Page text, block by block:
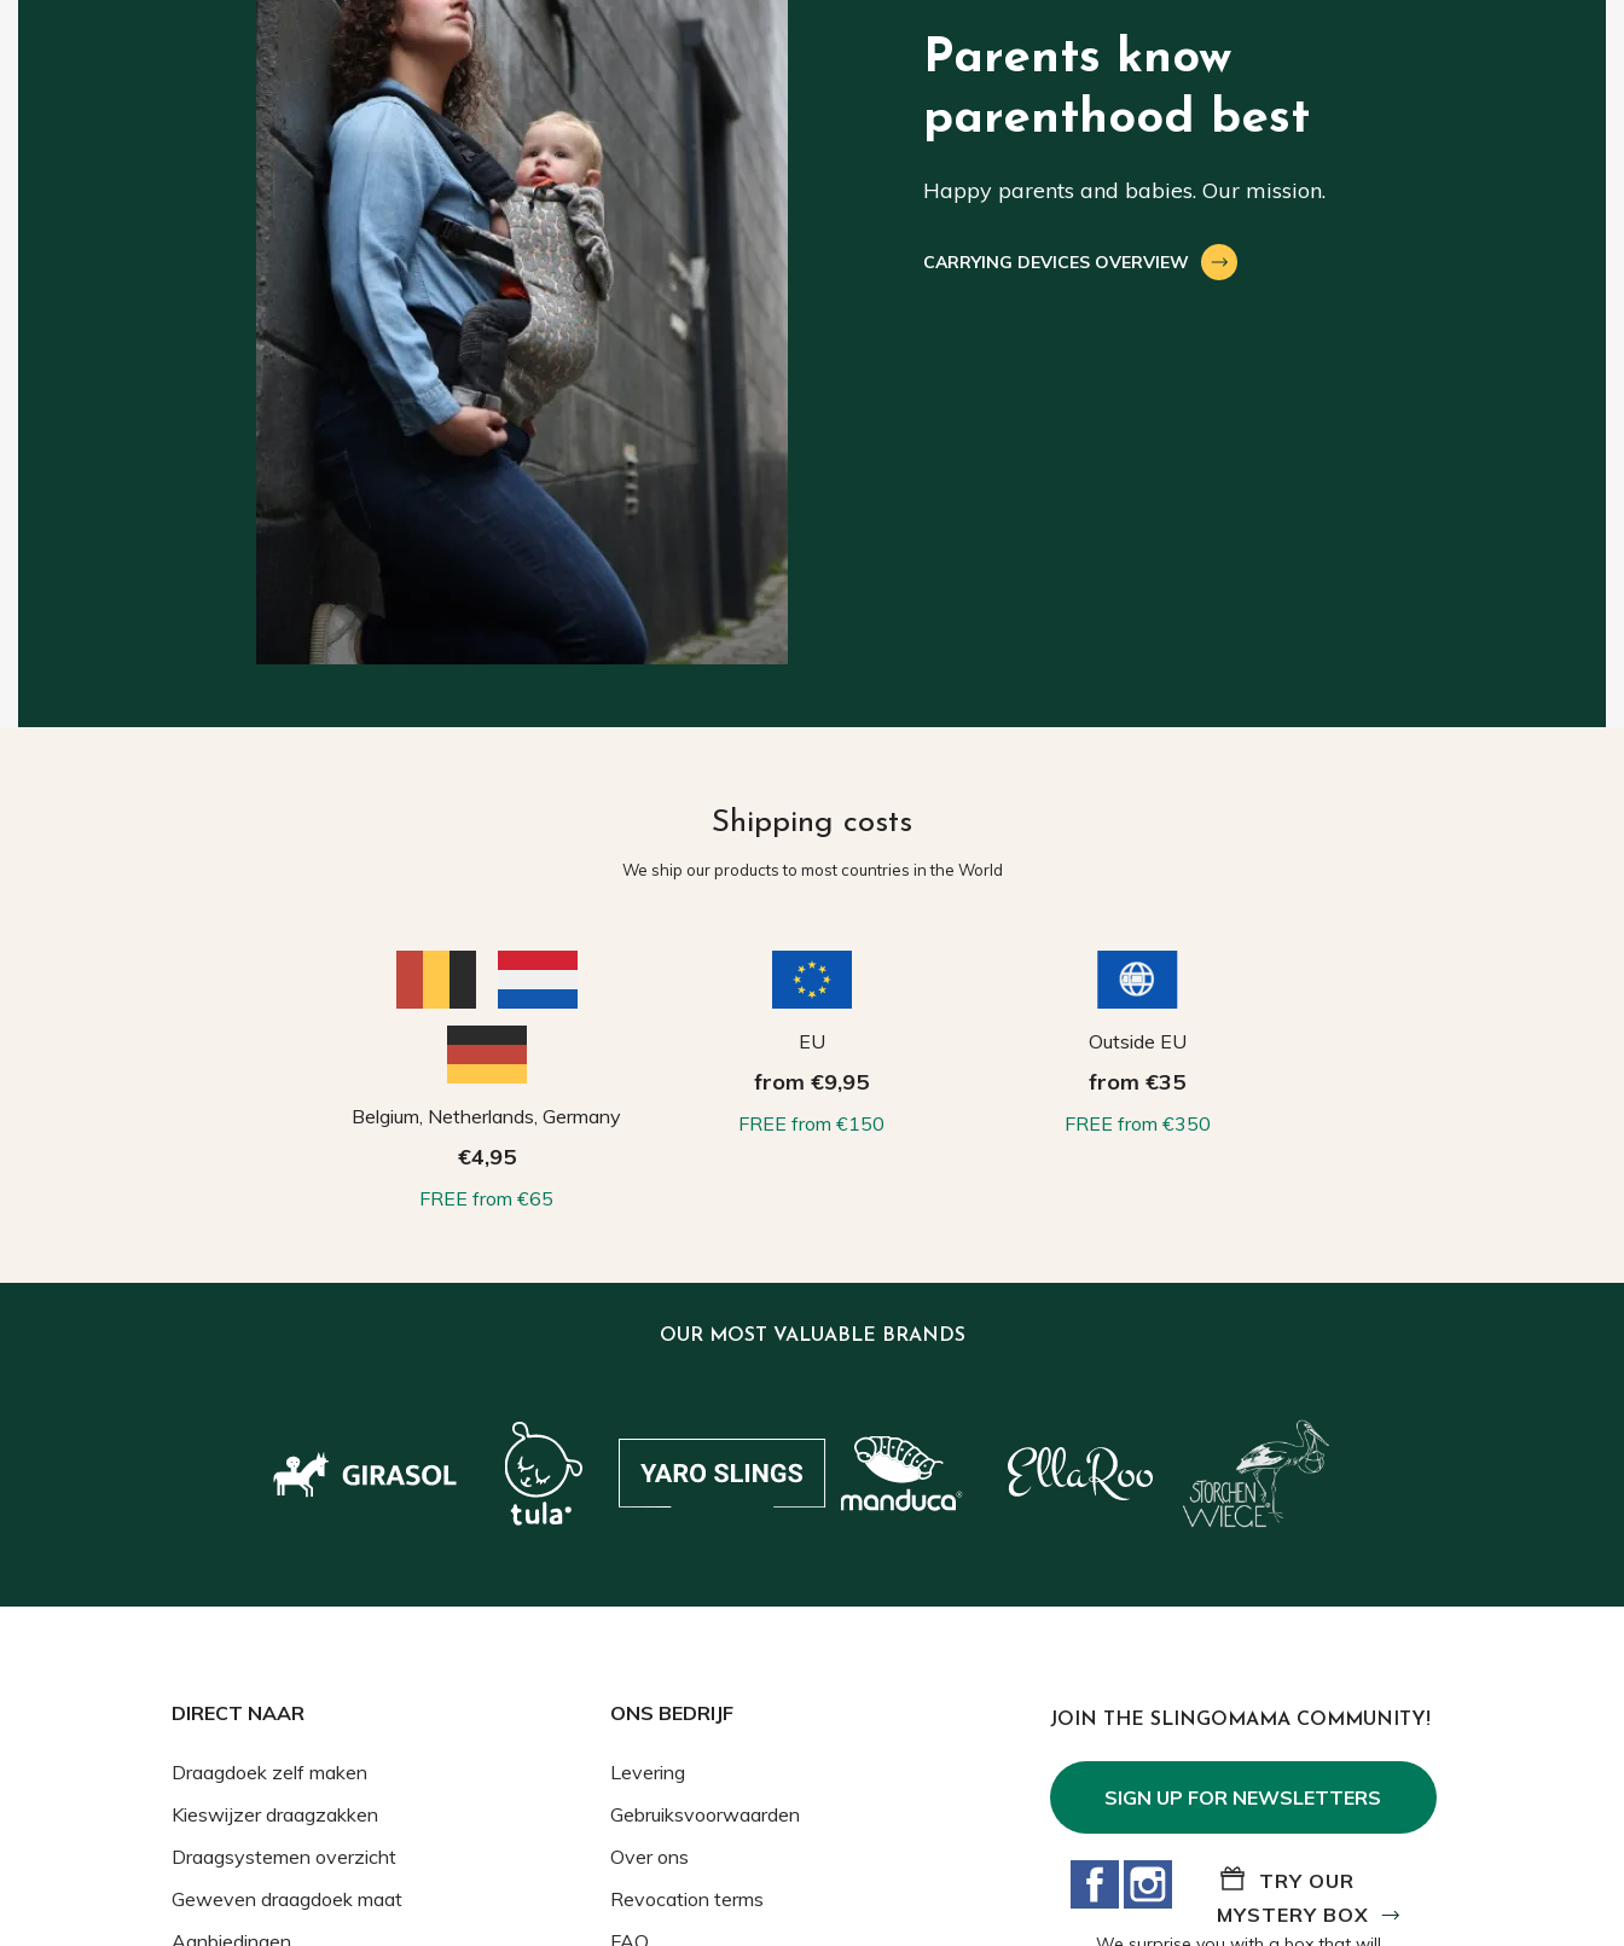
Parents know
parenthood best
Happy parents and babies. Our mission.
CARRYING DEVICES OVERVIEW
Shipping costs
We ship our products to most countries in the World
Belgium, Netherlands, Germany
€4,95
FREE from €65
EU
from €9,95
FREE from €150
Outside EU
from €35
FREE from €350
OUR MOST VALUABLE BRANDS
DIRECT NAAR
Draagdoek zelf maken
Kieswijzer draagzakken
Draagsystemen overzicht
Geweven draagdoek maat
Aanbiedingen
ONS BEDRIJF
Levering
Gebruiksvoorwaarden
Over ons
Revocation terms
FAQ
JOIN THE SLINGOMAMA COMMUNITY!
SIGN UP FOR NEWSLETTERS
FacebookInstagram
TRY OUR
MYSTERY BOX